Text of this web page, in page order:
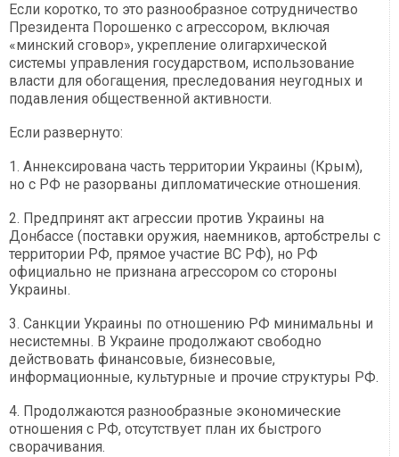
Если коротко, то это разнообразное сотрудничество
Президента Порошенко с агрессором, включая
«минский сговор», укрепление олигархической
системы управления государством, использование
власти для обогащения, преследования неугодных и
подавления общественной активности.
Если развернуто:
1. Аннексирована часть территории Украины (Крым),
но с РФ не разорваны дипломатические отношения.
2. Предпринят акт агрессии против Украины на
Донбассе (поставки оружия, наемников, артобстрелы с
территории РФ, прямое участие ВС РФ), но РФ
официально не признана агрессором со стороны
Украины.
3. Санкции Украины по отношению РФ минимальны и
несистемны. В Украине продолжают свободно
действовать финансовые, бизнесовые,
информационные, культурные и прочие структуры РФ.
4. Продолжаются разнообразные экономические
отношения с РФ, отсутствует план их быстрого
сворачивания.